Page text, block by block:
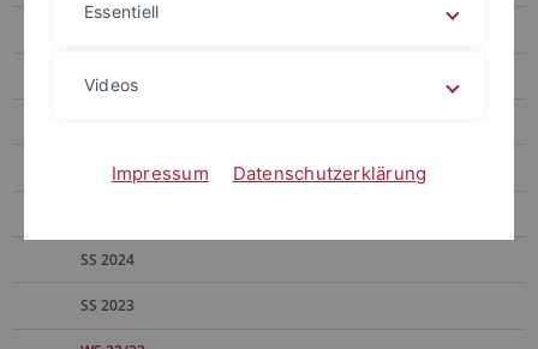
SS 2026
SS 2025
SS 2024
SS 2023
Essentiell
Videos
Impressum Datenschutzerklärung